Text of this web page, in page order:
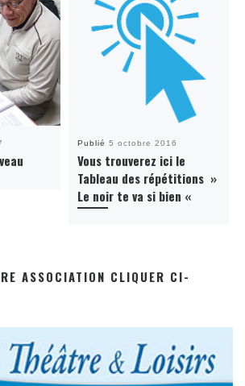
Publié 5 octobre 2016
Vous trouverez ici le
Tableau des répétitions »
Le noir te va si bien «
ASSOCIATION CLIQUER CI-